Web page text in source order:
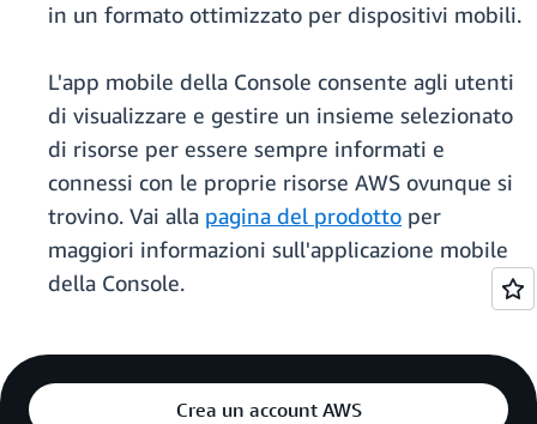
in un formato ottimizzato per dispositivi mobili.
L'app mobile della Console consente agli utenti
di visualizzare e gestire un insieme selezionato
di risorse per essere sempre informati e
connessi con le proprie risorse AWS ovunque si
trovino. Vai alla pagina del prodotto per
maggiori informazioni sull'applicazione mobile
della Console.
Crea un account AWS